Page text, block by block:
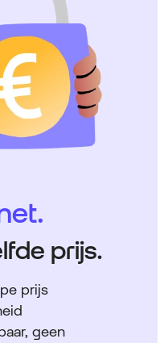
prijs.
prijs
geen